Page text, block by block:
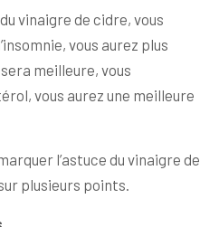
vinaigre de cidre, vous
vous aurez plus
meilleure, vous
vous aurez une meilleure
l’astuce du vinaigre de
plusieurs points.